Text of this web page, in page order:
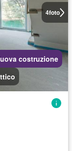
4foto
costruzione